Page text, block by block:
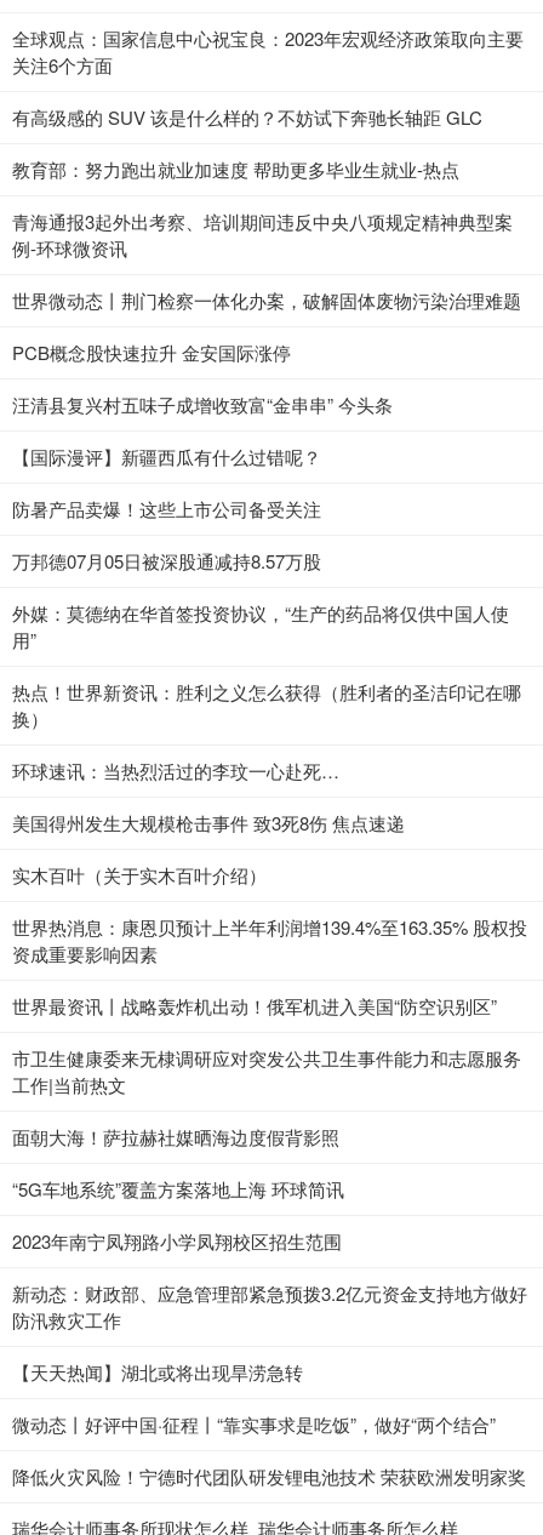
全球观点：国家信息中心祝宝良：2023年宏观经济政策取向主要
关注6个方面
有高级感的 SUV 该是什么样的？不妨试下奔驰长轴距 GLC
教育部：努力跑出就业加速度 帮助更多毕业生就业-热点
青海通报3起外出考察、培训期间违反中央八项规定精神典型案
例-环球微资讯
世界微动态丨荆门检察一体化办案，破解固体废物污染治理难题
PCB概念股快速拉升 金安国际涨停
汪清县复兴村五味子成增收致富“金串串” 今头条
【国际漫评】新疆西瓜有什么过错呢？
防暑产品卖爆！这些上市公司备受关注
万邦德07月05日被深股通减持8.57万股
外媒：莫德纳在华首签投资协议，“生产的药品将仅供中国人使
用”
热点！世界新资讯：胜利之义怎么获得（胜利者的圣洁印记在哪
换）
环球速讯：当热烈活过的李玟一心赴死…
美国得州发生大规模枪击事件 致3死8伤 焦点速递
实木百叶（关于实木百叶介绍）
世界热消息：康恩贝预计上半年利润增139.4%至163.35% 股权投
资成重要影响因素
世界最资讯丨战略轰炸机出动！俄军机进入美国“防空识别区”
市卫生健康委来无棣调研应对突发公共卫生事件能力和志愿服务
工作|当前热文
面朝大海！萨拉赫社媒晒海边度假背影照
“5G车地系统”覆盖方案落地上海 环球简讯
2023年南宁凤翔路小学凤翔校区招生范围
新动态：财政部、应急管理部紧急预拨3.2亿元资金支持地方做好
防汛救灾工作
【天天热闻】湖北或将出现旱涝急转
微动态丨好评中国·征程丨“靠实事求是吃饭”，做好“两个结合”
降低火灾风险！宁德时代团队研发锂电池技术 荣获欧洲发明家奖
瑞华会计师事务所现状怎么样_瑞华会计师事务所怎么样